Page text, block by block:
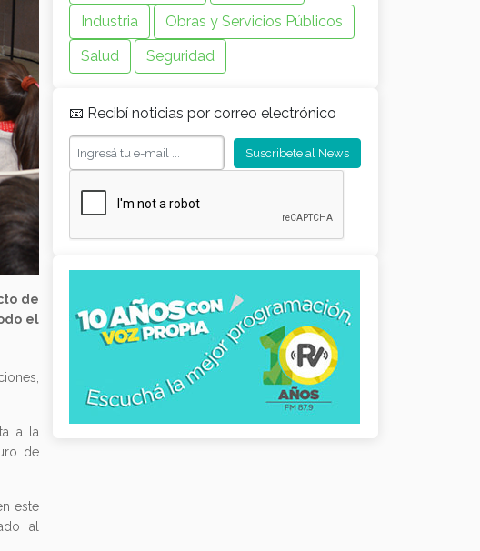
de
el
a la
de
este
al
Industria
Obras y Servicios Públicos
Salud
Seguridad
📧 Recibí noticias por correo electrónico